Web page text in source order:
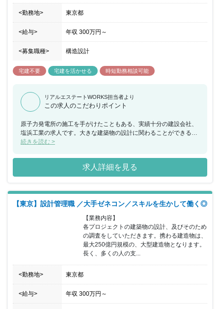
<勤務地> 東京都
<給与> 年収 300万円 ～
<募集職種> 構造設計
宅建不要 宅建を活かせる 時短勤務相談可能
リアルエステートWORKS担当者より
この求人のこだわりポイント
原子力発電所の施工を手がけたこともある、実績十分の建設会社、
塩浜工業の求人です。大きな建築物の設計に関わることができるの
で、これまでの経験を生かしながら、大きな挑戦をしたいという方
続きを読む >
求人詳細を見る
【東京】設計管理職 ／大手ゼネコン／スキルを生かして働く◎
【業務内容】
各プロジェクトの建築物の設計、及びそのため
の調査をしていただきます。携わる建造物は、
最大250億円規模の、大型建造物となります。
長く、多くの人の支...
<勤務地> 東京都
<給与> 年収 300万円 ～